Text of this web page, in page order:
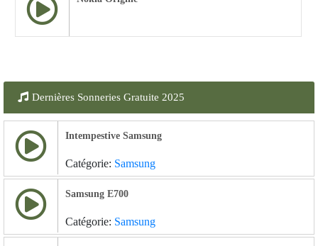
Dernières Sonneries Gratuite 2025
Intempestive Samsung
Catégorie: Samsung
Samsung E700
Catégorie: Samsung